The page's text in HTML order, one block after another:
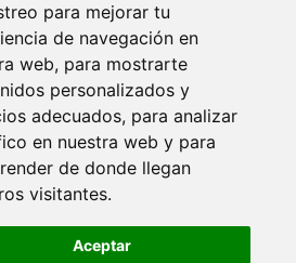
para mejorar tu
de navegación en
web, para mostrarte
personalizados y
adecuados, para analizar
en nuestra web y para
de donde llegan
visitantes.
Aceptar